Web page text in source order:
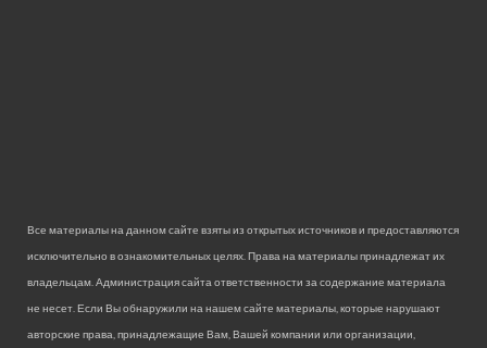
Все материалы на данном сайте взяты из открытых источников и предоставляются
исключительно в ознакомительных целях. Права на материалы принадлежат их
владельцам. Администрация сайта ответственности за содержание материала
не несет. Если Вы обнаружили на нашем сайте материалы, которые нарушают
авторские права, принадлежащие Вам, Вашей компании или организации,